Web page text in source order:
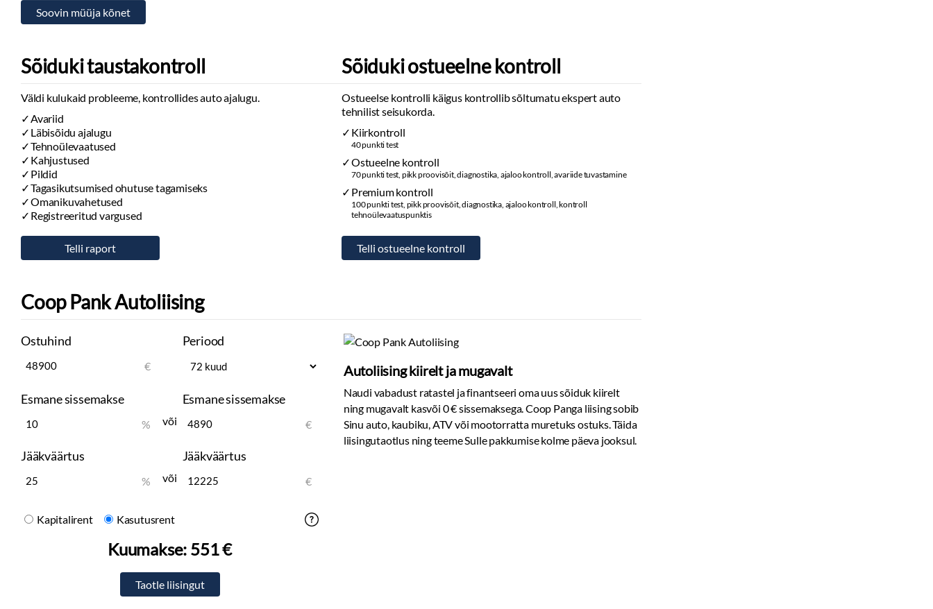
Sõiduki taustakontroll
Väldi kulukaid probleeme, kontrollides auto ajalugu.
Avariid
Läbisõidu ajalugu
Tehnoülevaatused
Kahjustused
Pildid
Tagasikutsumised ohutuse tagamiseks
Omanikuvahetused
Registreeritud vargused
Sõiduki ostueelne kontroll
Ostueelse kontrolli käigus kontrollib sõltumatu ekspert auto
tehnilist seisukorda.
Kiirkontroll
40 punkti test
Ostueelne kontroll
70 punkti test, pikk proovisõit, diagnostika, ajaloo kontroll, avariide tuvastamine
Premium kontroll
100 punkti test, pikk proovisõit, diagnostika, ajaloo kontroll, kontroll
tehnoülevaatuspunktis
Coop Pank Autoliising
Ostuhind
€
Periood
Esmane sissemakse
% või
Esmane sissemakse
€
Jääkväärtus
% või
Jääkväärtus
€
Kapitalirent Kasutusrent
Kuumakse: 551 €
Autoliising kiirelt ja mugavalt
Naudi vabadust ratastel ja finantseeri oma uus sõiduk kiirelt
ning mugavalt kasvõi 0 € sissemaksega. Coop Panga liising sobib
Sinu auto, kaubiku, ATV või mootorratta muretuks ostuks. Täida
liisingutaotlus ning teeme Sulle pakkumise kolme päeva jooksul.